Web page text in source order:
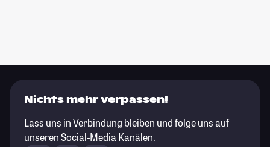
Nichts mehr verpassen!
Lass uns in Verbindung bleiben und folge uns auf
unseren Social-Media Kanälen.